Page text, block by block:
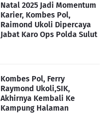
Natal 2025 Jadi Momentum
Karier, Kombes Pol,
Raimond Ukoli Dipercaya
Jabat Karo Ops Polda Sulut
Kombes Pol, Ferry
Raymond Ukoli,SIK,
Akhirnya Kembali Ke
Kampung Halaman